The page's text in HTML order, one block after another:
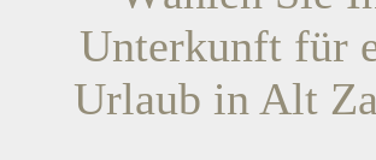
Unterkunft für
Urlaub in Alt